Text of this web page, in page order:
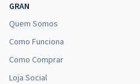
Economize
GRAN
Quem Somos
Como Funciona
Como Comprar
Loja Social